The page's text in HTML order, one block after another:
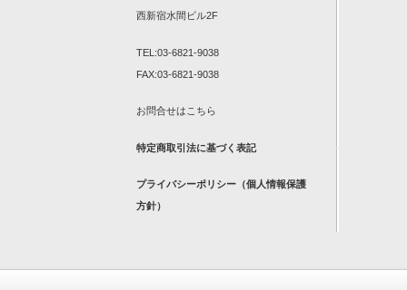
西新宿水間ビル2F
TEL:03-6821-9038
FAX:03-6821-9038
お問合せは こちら
特定商取引法に基づく表記
プライバシーポリシー（個人情報保護
方針）